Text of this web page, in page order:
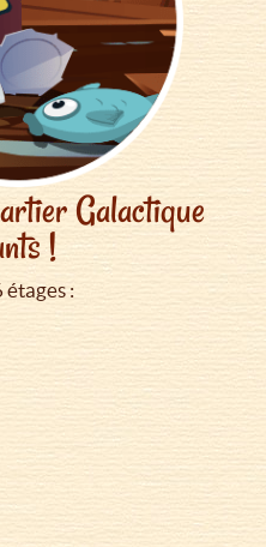
Galactique
!
étages :